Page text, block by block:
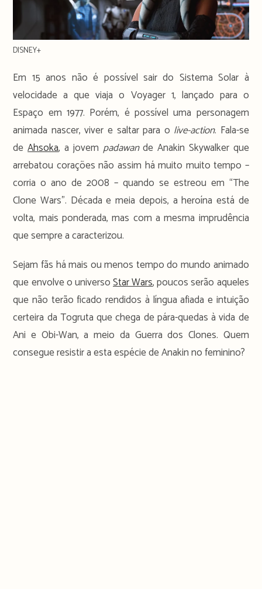
DISNEY+
Em 15 anos não é possível sair do Sistema Solar à
velocidade a que viaja o Voyager 1, lançado para o
Espaço em 1977. Porém, é possível uma personagem
animada nascer, viver e saltar para o live-action. Fala-se
deAhsoka, a jovem padawande Anakin Skywalker que
arrebatou corações não assim há muito muito tempo –
corria o ano de 2008 – quando se estreou em “The
Clone Wars”. Década e meia depois, a heroína está de
volta, mais ponderada, mas com a mesma imprudência
que sempre a caracterizou.
Sejam fãs há mais ou menos tempo do mundo animado
que envolve o universoStar Wars, poucos serão aqueles
que não terão ficado rendidos à língua afiada e intuição
certeira da Togruta que chega de pára-quedas à vida de
Ani e Obi-Wan, a meio da Guerra dos Clones. Quem
consegue resistir a esta espécie de Anakin no feminino?